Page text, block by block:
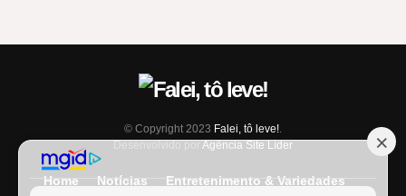
© Copyright 2023 Falei, tô leve!
Desenvolvido porAgência Site Líder
Home Notícias Entretenimento & Variedades